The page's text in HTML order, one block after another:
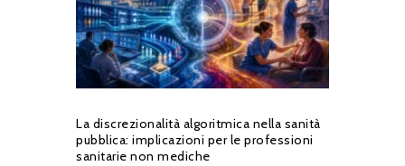
La discrezionalità algoritmica nella sanità
pubblica: implicazioni per le professioni
sanitarie non mediche